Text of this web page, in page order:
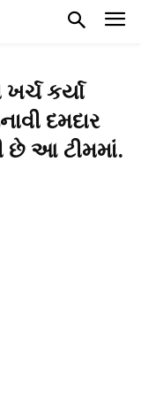
કર્યા
દમદાર
છે આ ટીમમાં.